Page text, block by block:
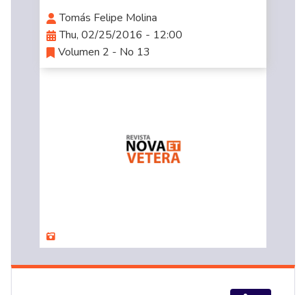
Tomás Felipe Molina
Thu, 02/25/2016 - 12:00
Volumen 2 - No 13